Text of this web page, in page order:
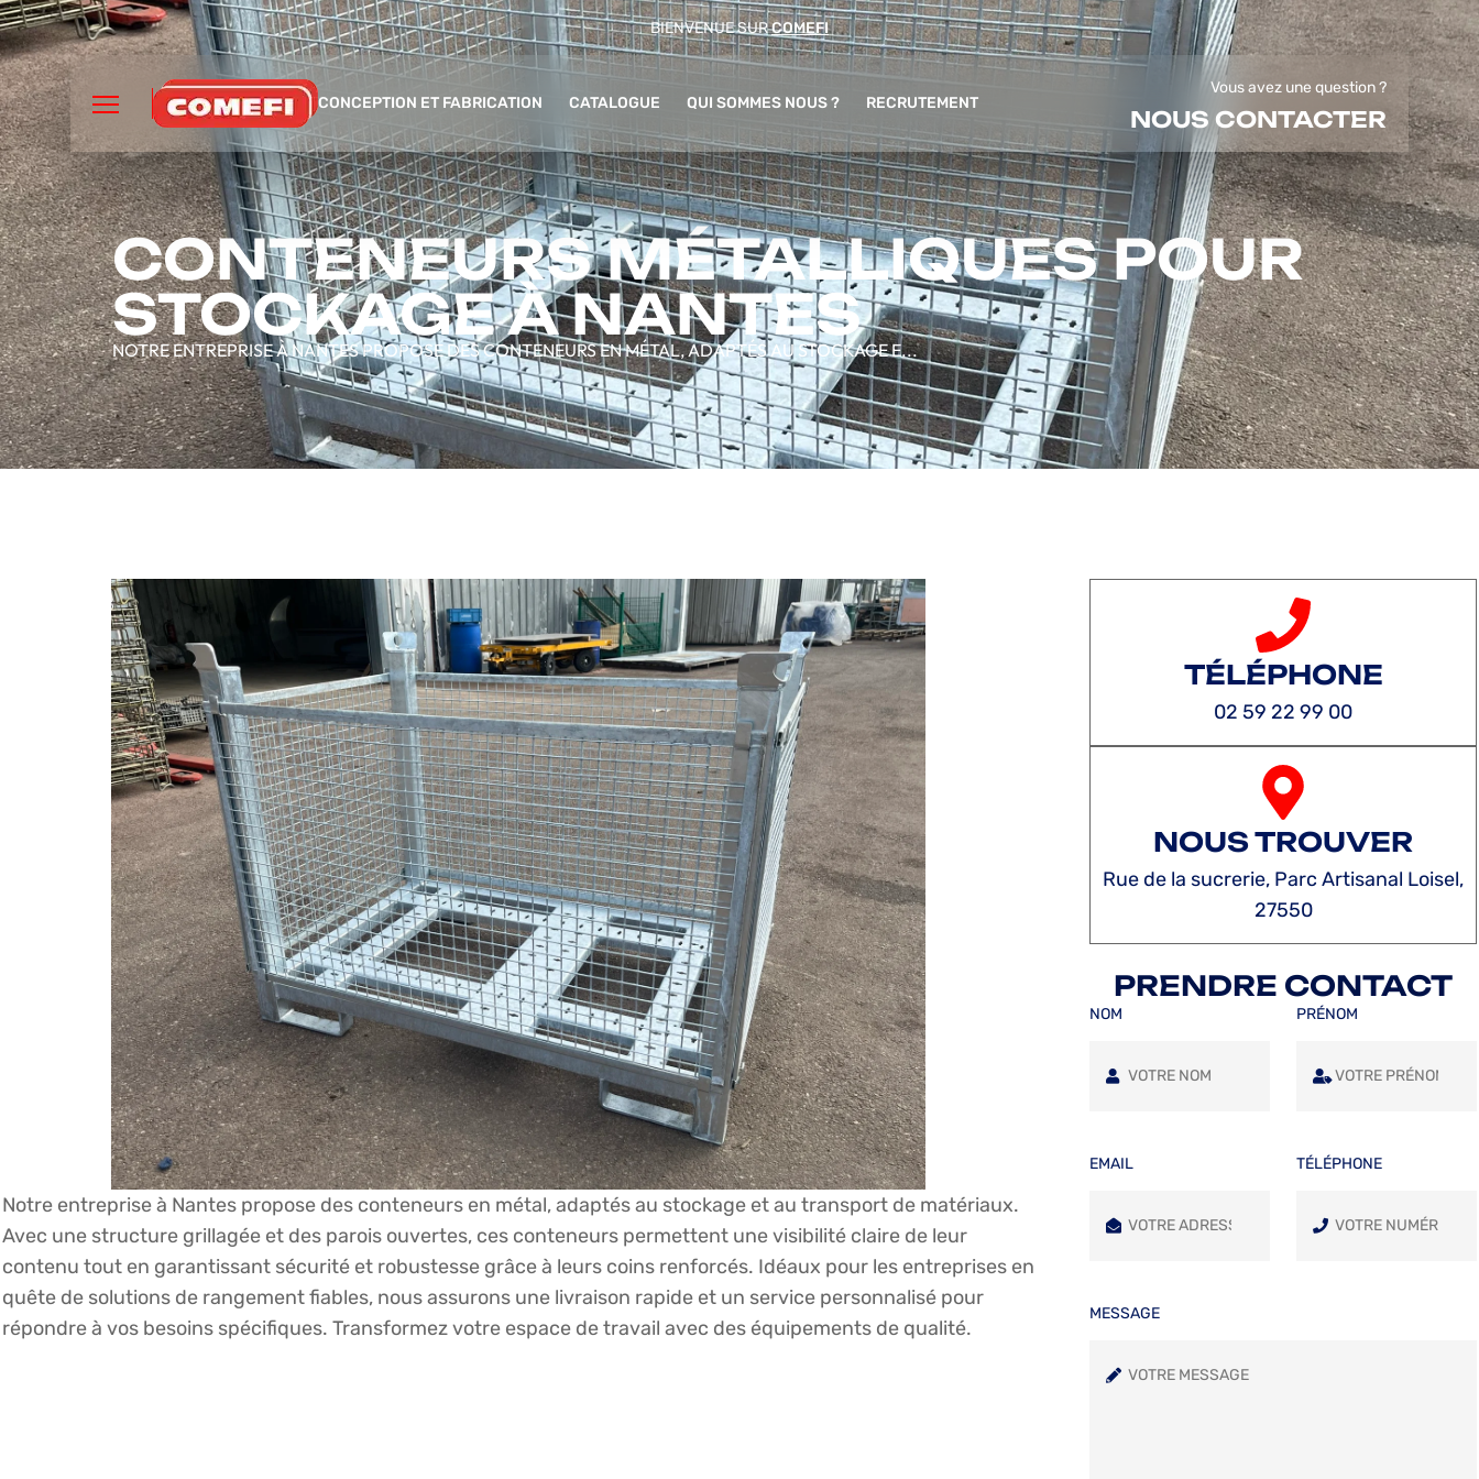
BIENVENUE SURCOMEFI
CONCEPTION ET FABRICATION CATALOGUE QUI SOMMES NOUS ? RECRUTEMENT
Vous avez une question ?
NOUS CONTACTER
CONTENEURS MÉTALLIQUES POUR
STOCKAGE À NANTES
NOTRE ENTREPRISE À NANTES PROPOSE DES CONTENEURS EN MÉTAL, ADAPTÉS AU STOCKAGE E...
Notre entreprise à Nantes propose des conteneurs en métal, adaptés au stockage et au transport de matériaux.
Avec une structure grillagée et des parois ouvertes, ces conteneurs permettent une visibilité claire de leur
contenu tout en garantissant sécurité et robustesse grâce à leurs coins renforcés. Idéaux pour les entreprises en
quête de solutions de rangement fiables, nous assurons une livraison rapide et un service personnalisé pour
répondre à vos besoins spécifiques. Transformez votre espace de travail avec des équipements de qualité.
TÉLÉPHONE
02 59 22 99 00
NOUS TROUVER
Rue de la sucrerie, Parc Artisanal Loisel,
27550
PRENDRE CONTACT
NOM PRÉNOM
EMAIL TÉLÉPHONE
MESSAGE